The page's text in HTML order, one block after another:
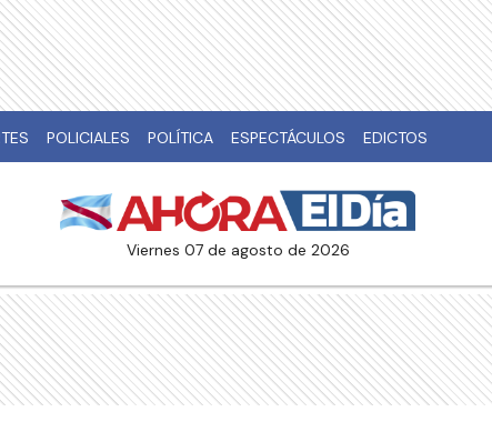
POLICIALES POLÍTICA ESPECTÁCULOS EDICTOS
viernes 07 de agosto de 2026